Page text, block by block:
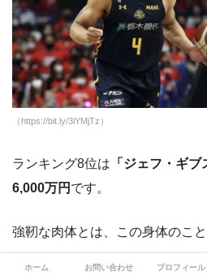
（https://bit.ly/3lYMjTz）
ランキング8位は 「ジェフ・ギブ
6,000万円 です。
強靭な肉体とは、この身体のこ
アキレス腱断裂の大怪我からの
ホーム お問い合わせ プロフィール